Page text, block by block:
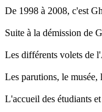
De 1998 à 2008, c'est
Suite à la démission de
Les différents volets de
Les parutions, le
L'accueil des étudiants